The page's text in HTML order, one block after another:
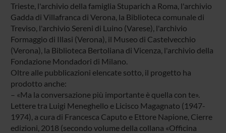
Trieste, l'archivio della famiglia Stuparich a Roma, l'archivio
Gadda di Villafranca di Verona, la Biblioteca comunale di
Treviso, l'archivio Sereni di Luino (Varese), l'archivio
Formaggio di Illasi (Verona), il Museo di Castelvecchio
(Verona), la Biblioteca Bertoliana di Vicenza, l'archivio della
Fondazione Mondadori di Milano.
Oltre alle pubblicazioni elencate sotto, il progetto ha
prodotto anche:
– «Ma la conversazione più importante è quella con te».
Lettere tra Luigi Meneghello e Licisco Magagnato (1947-
1974), a cura di Francesca Caputo e Ettore Napione, Cierre
edizioni, 2018 (secondo volume della collana «Officina